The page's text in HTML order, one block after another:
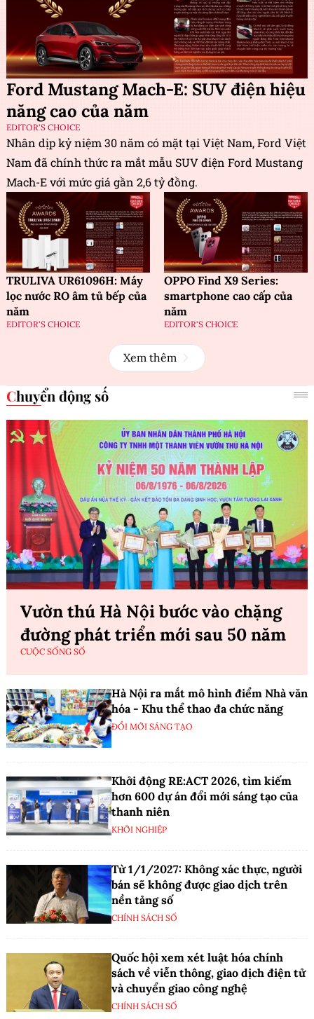
Ford Mustang Mach-E: SUV điện hiệu
năng cao của năm
EDITOR'S CHOICE
Nhân dịp kỷ niệm 30 năm có mặt tại Việt Nam, Ford Việt
Nam đã chính thức ra mắt mẫu SUV điện Ford Mustang
Mach-E với mức giá gần 2,6 tỷ đồng.
TRULIVA UR61096H: Máy
lọc nước RO âm tủ bếp của
năm
EDITOR'S CHOICE
OPPO Find X9 Series:
smartphone cao cấp của
năm
EDITOR'S CHOICE
Xem thêm
Chuyển động số
Vườn thú Hà Nội bước vào chặng
đường phát triển mới sau 50 năm
CUỘC SỐNG SỐ
Hà Nội ra mắt mô hình điểm Nhà văn
hóa - Khu thể thao đa chức năng
ĐỔI MỚI SÁNG TẠO
Khởi động RE:ACT 2026, tìm kiếm
hơn 600 dự án đổi mới sáng tạo của
thanh niên
KHỞI NGHIỆP
Từ 1/1/2027: Không xác thực, người
bán sẽ không được giao dịch trên
nền tảng số
CHÍNH SÁCH SỐ
Quốc hội xem xét luật hóa chính
sách về viễn thông, giao dịch điện tử
và chuyển giao công nghệ
CHÍNH SÁCH SỐ